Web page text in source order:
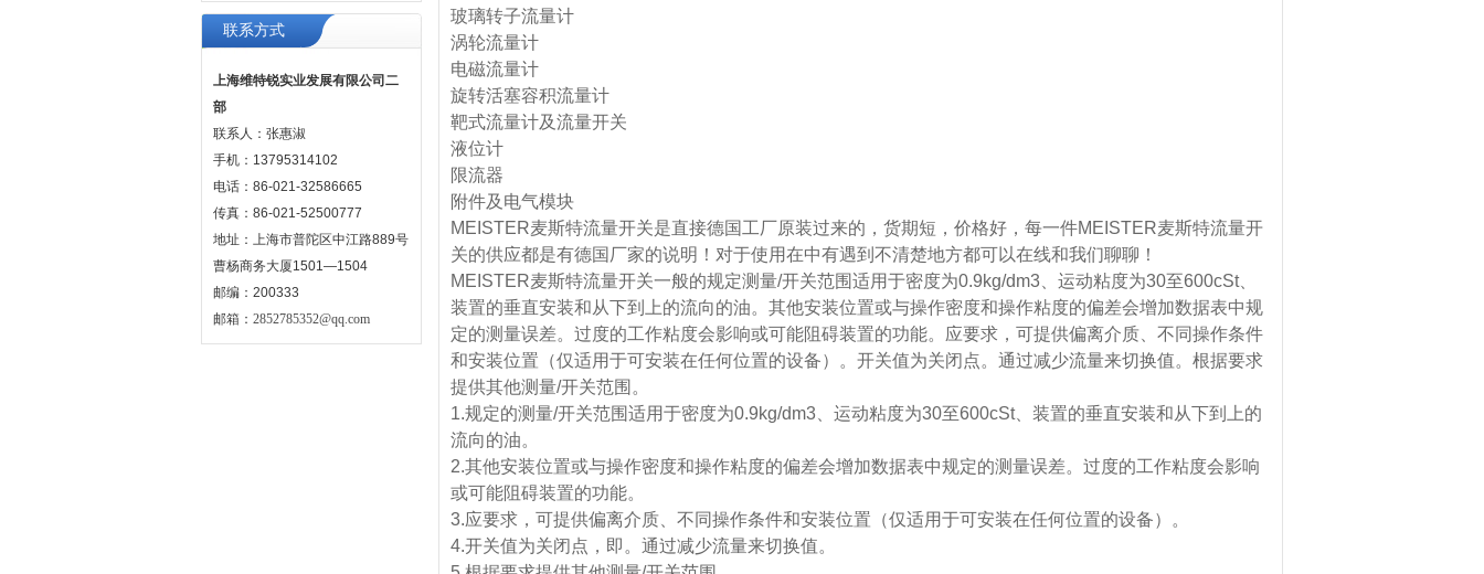
联系方式
上海维特锐实业发展有限公司二
部
联系人：张惠淑
手机：13795314102
电话：86-021-32586665
传真：86-021-52500777
地址：上海市普陀区中江路889号
曹杨商务大厦1501—1504
邮编：200333
邮箱： 2852785352@qq.com
玻璃转子流量计
涡轮流量计
电磁流量计
旋转活塞容积流量计
靶式流量计及流量开关
液位计
限流器
附件及电气模块
MEISTER麦斯特流量开关是直接德国工厂原装过来的，货期短，价格好，每一件MEISTER麦斯特流量开
关的供应都是有德国厂家的说明！对于使用在中有遇到不清楚地方都可以在线和我们聊聊！
MEISTER麦斯特流量开关一般的规定测量/开关范围适用于密度为0.9kg/dm3、运动粘度为30至600cSt、
装置的垂直安装和从下到上的流向的油。其他安装位置或与操作密度和操作粘度的偏差会增加数据表中规
定的测量误差。过度的工作粘度会影响或可能阻碍装置的功能。应要求，可提供偏离介质、不同操作条件
和安装位置（仅适用于可安装在任何位置的设备）。开关值为关闭点。通过减少流量来切换值。根据要求
提供其他测量/开关范围。
1.规定的测量/开关范围适用于密度为0.9kg/dm3、运动粘度为30至600cSt、装置的垂直安装和从下到上的
流向的油。
2.其他安装位置或与操作密度和操作粘度的偏差会增加数据表中规定的测量误差。过度的工作粘度会影响
或可能阻碍装置的功能。
3.应要求，可提供偏离介质、不同操作条件和安装位置（仅适用于可安装在任何位置的设备）。
4.开关值为关闭点，即。通过减少流量来切换值。